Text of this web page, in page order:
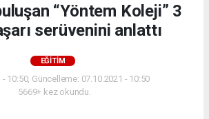
“Yöntem Koleji” 3
serüvenini anlattı
EĞITIM
- 10:50, Güncelleme: 07.10.2021 - 10:50
5669+ kez okundu.